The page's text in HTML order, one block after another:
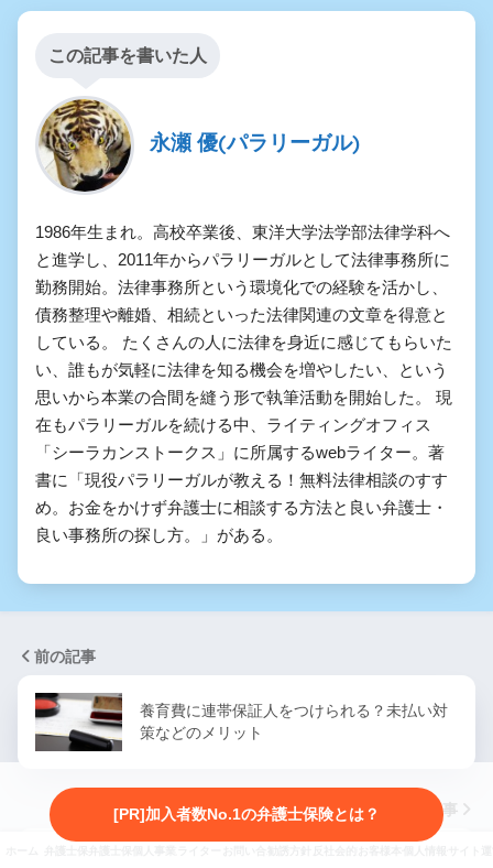
この記事を書いた人
永瀬 優(パラリーガル)
1986年生まれ。高校卒業後、東洋大学法学部法律学科へ
と進学し、2011年からパラリーガルとして法律事務所に
勤務開始。法律事務所という環境化での経験を活かし、
債務整理や離婚、相続といった法律関連の文章を得意と
している。 たくさんの人に法律を身近に感じてもらいた
い、誰もが気軽に法律を知る機会を増やしたい、という
思いから本業の合間を縫う形で執筆活動を開始した。 現
在もパラリーガルを続ける中、ライティングオフィス
「シーラカンストークス」に所属するwebライター。著
書に「現役パラリーガルが教える！無料法律相談のすす
め。お金をかけず弁護士に相談する方法と良い弁護士・
良い事務所の探し方。」がある。
前の記事
養育費に連帯保証人をつけられる？未払い対
策などのメリット
次の記事
[PR]加入者数No.1の弁護士保険とは？